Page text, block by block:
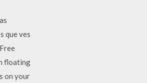
que ves
floating
on your